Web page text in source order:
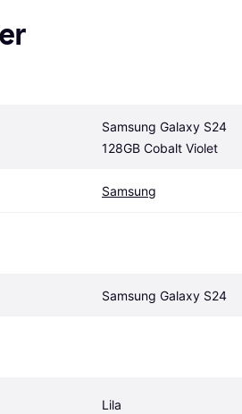
Samsung Galaxy S24
128GB Cobalt Violet
Samsung
Samsung Galaxy S24
Lila